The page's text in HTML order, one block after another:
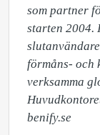
som partner
starten 2004.
förmåns- och
verksamma
benify.se